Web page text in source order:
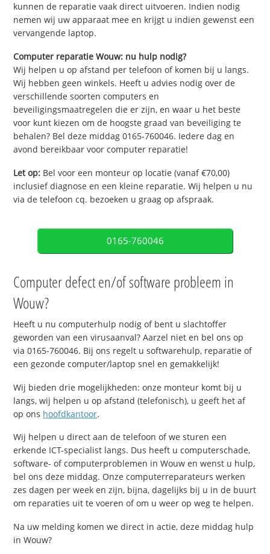
kunnen de reparatie vaak direct uitvoeren. Indien nodig
nemen wij uw apparaat mee en krijgt u indien gewenst een
vervangende laptop.
Computer reparatie Wouw: nu hulp nodig?
Wij helpen u op afstand per telefoon of komen bij u langs.
Wij hebben geen winkels. Heeft u advies nodig over de
verschillende soorten computers en
beveiligingsmaatregelen die er zijn, en waar u het beste
voor kunt kiezen om de hoogste graad van beveiliging te
behalen? Bel deze middag 0165-760046. Iedere dag en
avond bereikbaar voor computer reparatie!
Let op: Bel voor een monteur op locatie (vanaf €70,00)
inclusief diagnose en een kleine reparatie. Wij helpen u nu
via de telefoon cq. bezoeken u graag op afspraak.
0165-760046
Computer defect en/of software probleem in
Wouw?
Heeft u nu computerhulp nodig of bent u slachtoffer
geworden van een virusaanval? Aarzel niet en bel ons op
via 0165-760046. Bij ons regelt u softwarehulp, reparatie of
een gezonde computer/laptop snel en gemakkelijk!
Wij bieden drie mogelijkheden: onze monteur komt bij u
langs, wij helpen u op afstand (telefonisch), u geeft het af
op ons hoofdkantoor.
Wij helpen u direct aan de telefoon of we sturen een
erkende ICT-specialist langs. Dus heeft u computerschade,
software- of computerproblemen in Wouw en wenst u hulp,
bel ons deze middag. Onze computerreparateurs werken
zes dagen per week en zijn, bijna, dagelijks bij u in de buurt
om reparaties uit te voeren of om u weer op weg te helpen.
Na uw melding komen we direct in actie, deze middag hulp
in Wouw?